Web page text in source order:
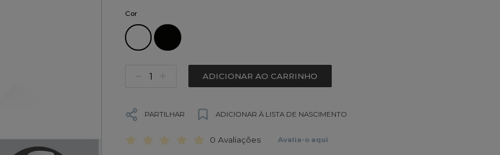
Cor
ADICIONAR AO CARRINHO
PARTILHAR ADICIONAR À LISTA DE NASCIMENTO
0 Avaliações Avalia-o aqui